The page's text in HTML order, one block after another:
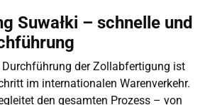
Suwałki – schnelle und
Durchführung der Zollabfertigung ist
im internationalen Warenverkehr.
den gesamten Prozess – von